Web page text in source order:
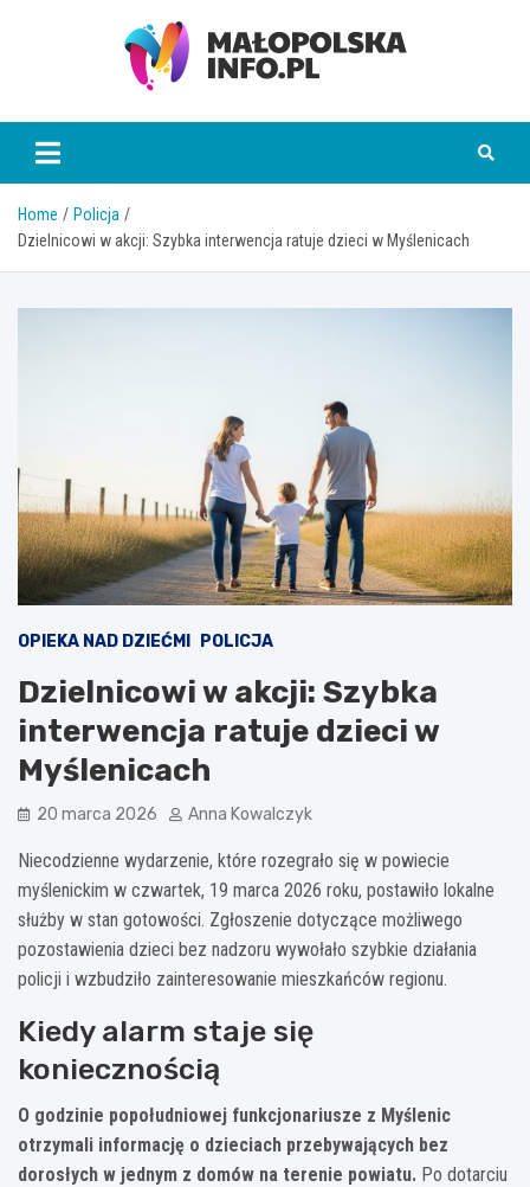
Małopolska Info
Home
Policja
Dzielnicowi w akcji: Szybka interwencja ratuje dzieci w Myślenicach
OPIEKA NAD DZIEĆMI POLICJA
Dzielnicowi w akcji: Szybka
interwencja ratuje dzieci w
Myślenicach
20 marca 2026 Anna Kowalczyk
Niecodzienne wydarzenie, które rozegrało się w powiecie
myślenickim w czwartek, 19 marca 2026 roku, postawiło lokalne
służby w stan gotowości. Zgłoszenie dotyczące możliwego
pozostawienia dzieci bez nadzoru wywołało szybkie działania
policji i wzbudziło zainteresowanie mieszkańców regionu.
Kiedy alarm staje się
koniecznością
O godzinie popołudniowej funkcjonariusze z Myślenic
otrzymali informację o dzieciach przebywających bez
dorosłych w jednym z domów na terenie powiatu. Po dotarciu